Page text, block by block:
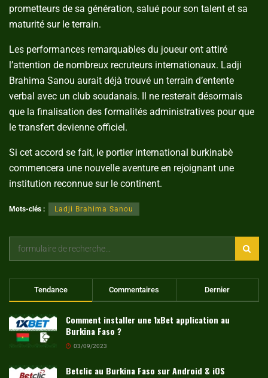
prometteurs de sa génération, salué pour son talent et sa
maturité sur le terrain.
Les performances remarquables du joueur ont attiré
l’attention de nombreux recruteurs internationaux. Ladji
Brahima Sanou aurait déjà trouvé un terrain d’entente
verbal avec un club soudanais. Il ne resterait désormais
que la finalisation des formalités administratives pour que
le transfert devienne officiel.
Si cet accord se fait, le portier international burkinabè
commencera une nouvelle aventure en rejoignant une
institution reconnue sur le continent.
Mots-clés : Ladji Brahima Sanou
Tendance Commentaires Dernier
Comment installer une 1xBet application au
Burkina Faso ?
03/09/2023
Betclic au Burkina Faso sur Android & iOS